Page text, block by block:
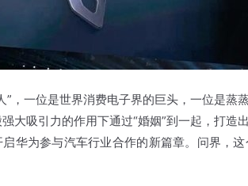
”，一位是世界消费电子界的巨头，一位是
大吸引力的作用下通过“婚姻”到一起，打
启华为参与汽车行业合作的新篇章。问界，